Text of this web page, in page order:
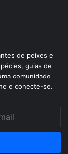
de peixes e
guias de
comunidade
e conecte-se.